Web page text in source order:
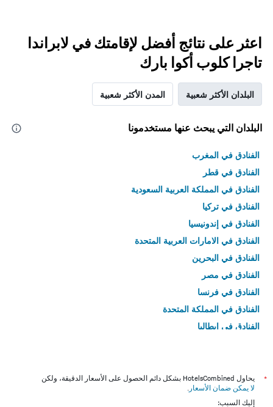
اعثر على نتائج أفضل لإقامتك في لابراندا
تاجرا كلوب أكوا بارك
البلدان الأكثر شعبية المدن الأكثر شعبية
البلدان التي يبحث عنها مستخدمونا
الفنادق في المغرب
الفنادق في قطر
الفنادق في المملكة العربية السعودية
الفنادق في تركيا
الفنادق في إندونيسيا
الفنادق في الامارات العربية المتحدة
الفنادق في البحرين
الفنادق في مصر
الفنادق في فرنسا
الفنادق في المملكة المتحدة
الفنادق في إيطاليا
*
يحاول HotelsCombined بشكل دائم الحصول على الأسعار الدقيقة، ولكن
لا يمكن ضمان الأسعار .
إليك السبب: